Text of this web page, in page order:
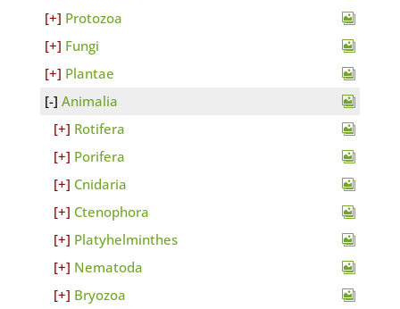
Protozoa
Fungi
Plantae
Animalia
Rotifera
Porifera
Cnidaria
Ctenophora
Platyhelminthes
Nematoda
Bryozoa